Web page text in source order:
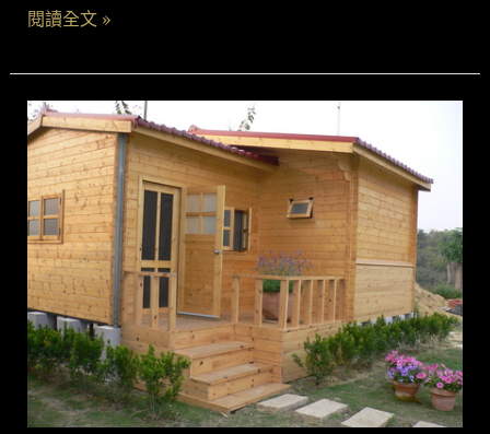
閱讀全文 »
休
閒
度
假
原
木
屋
系
列
–
GL36-
1F6060-